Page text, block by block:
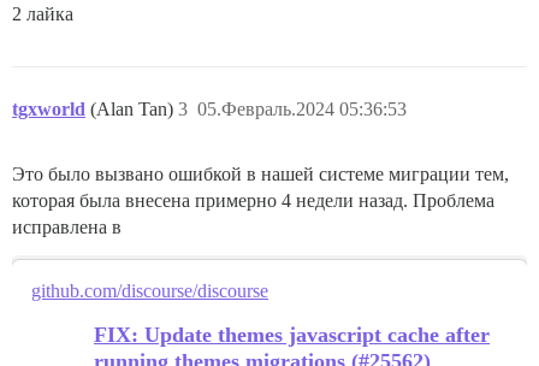
2 лайка
tgxworld (Alan Tan) 05.Февраль.2024 05:36:53
3
Это было вызвано ошибкой в нашей системе миграции тем,
которая была внесена примерно 4 недели назад. Проблема
исправлена в
github.com/discourse/discourse
FIX: Update themes javascript cache after
running themes migrations (#25562)